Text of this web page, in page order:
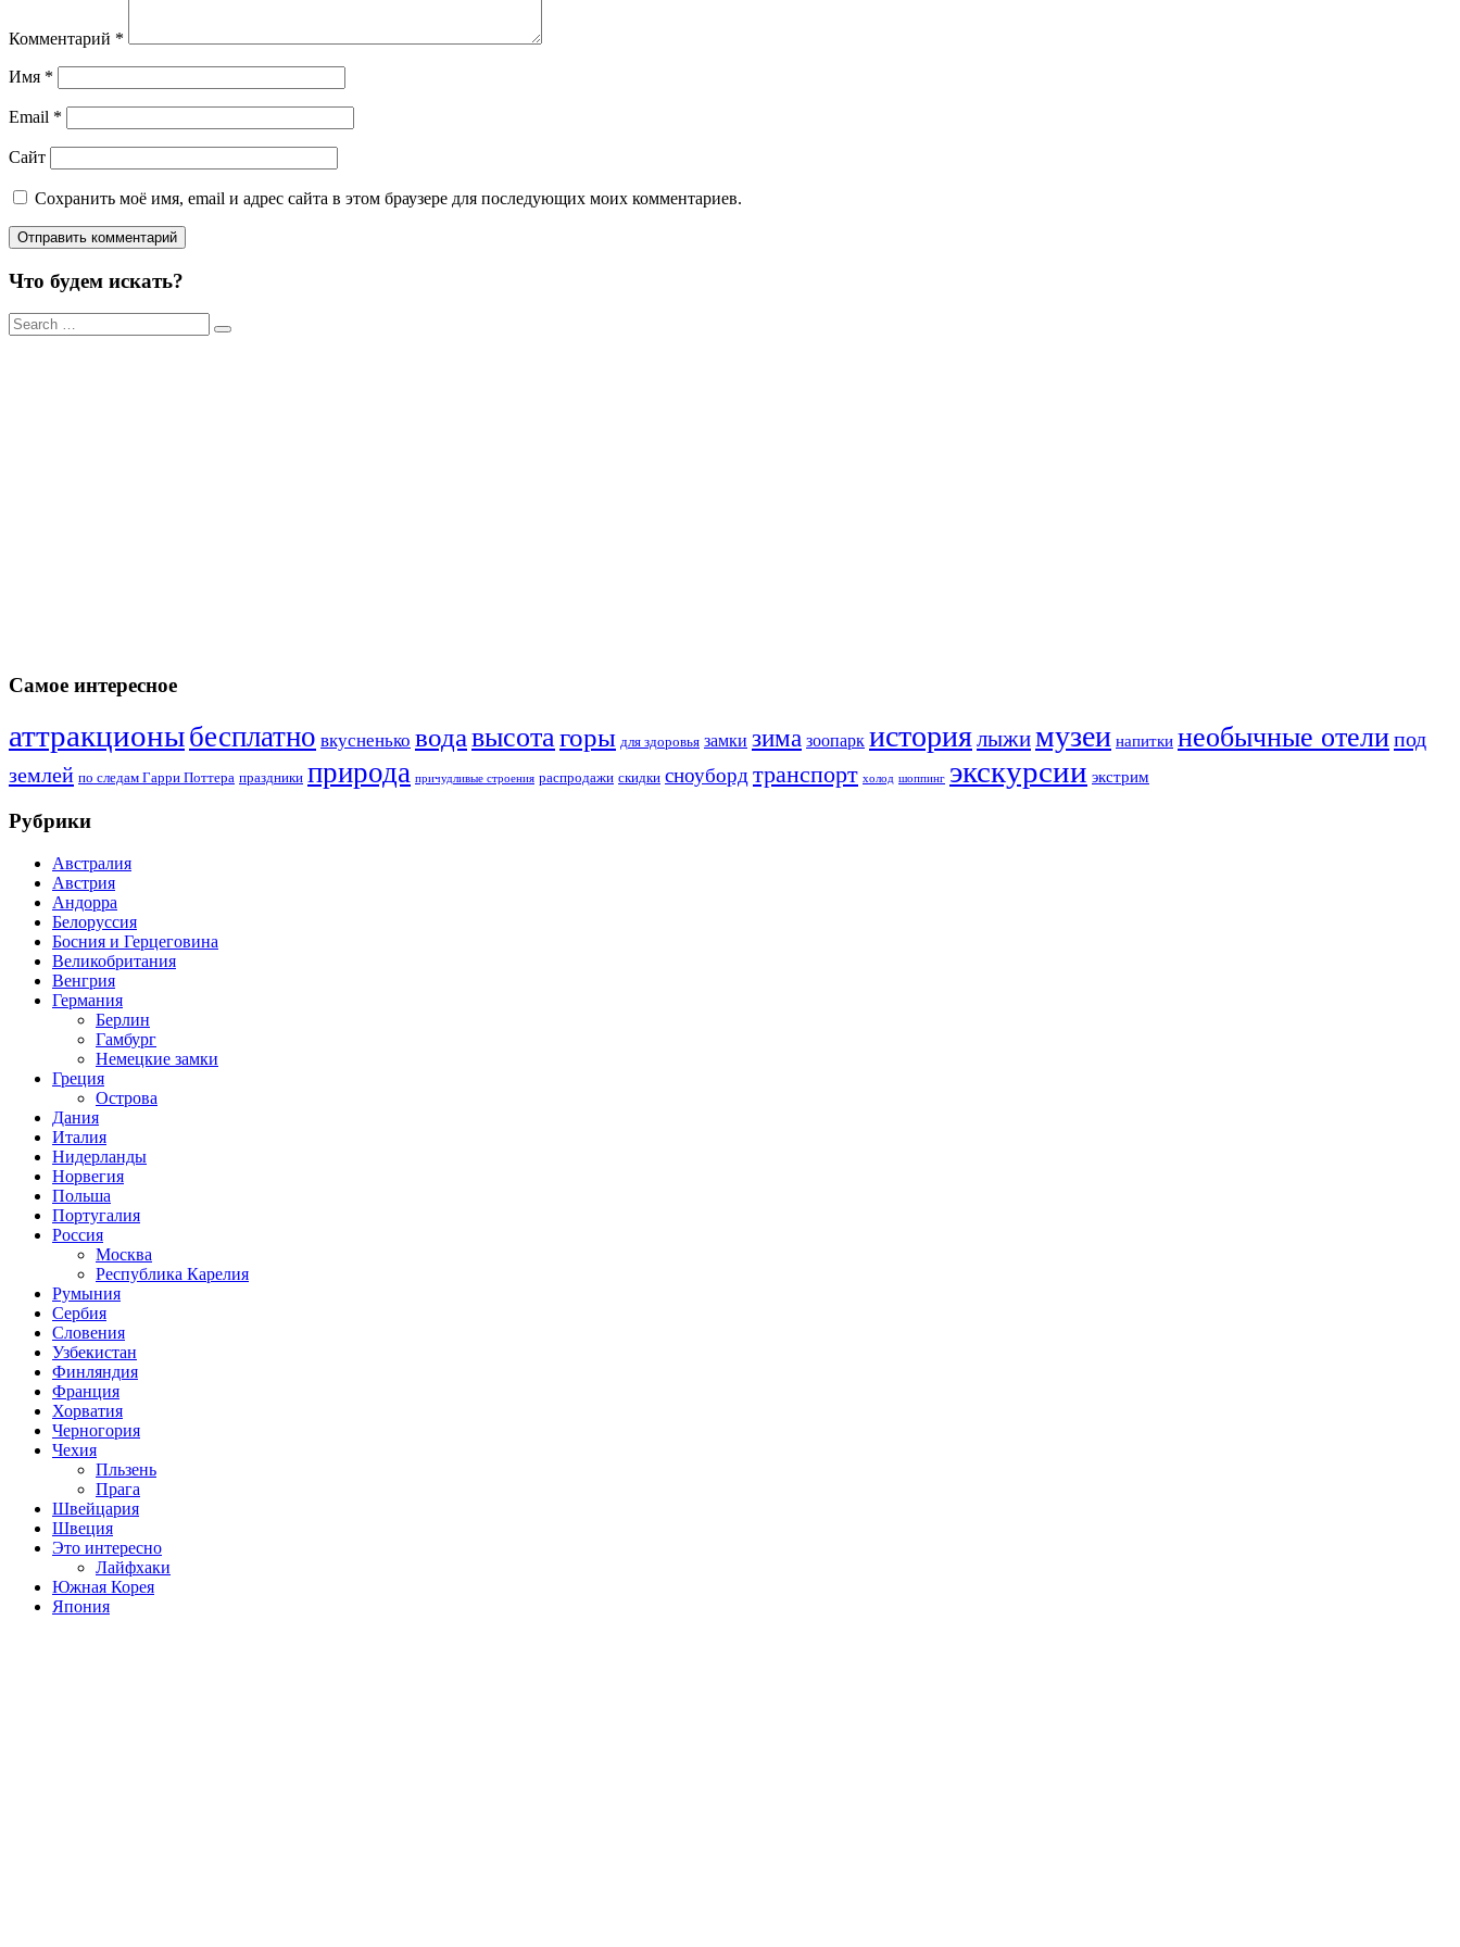
Комментарий *
Имя *
Email *
Сайт
Сохранить моё имя, email и адрес сайта в этом браузере для последующих моих комментариев.
Что будем искать?
Результаты
поиска
Самое интересное
аттракционыбесплатно вкусненько водавысота горы для здоровья замки зима зоопарк историялыжимузеи напитки необычные отелипод
землей по следам Гарри Поттера праздники природа причудливые строения распродажи скидки сноуборд транспорт холод шоппинг экскурсии экстрим
Рубрики
Австралия
Австрия
Андорра
Белоруссия
Босния и Герцеговина
Великобритания
Венгрия
Германия
Берлин
Гамбург
Немецкие замки
Греция
Острова
Дания
Италия
Нидерланды
Норвегия
Польша
Португалия
Россия
Москва
Республика Карелия
Румыния
Сербия
Словения
Узбекистан
Финляндия
Франция
Хорватия
Черногория
Чехия
Пльзень
Прага
Швейцария
Швеция
Это интересно
Лайфхаки
Южная Корея
Япония